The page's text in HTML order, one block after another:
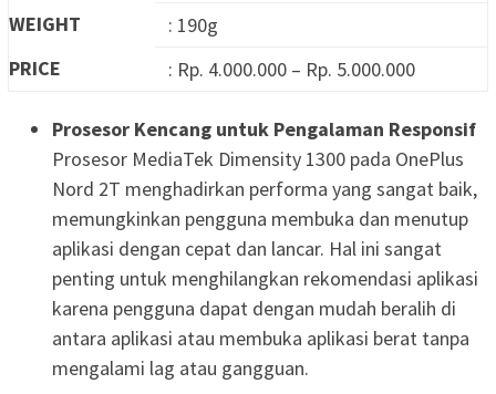
WEIGHT
: 190g
PRICE
: Rp. 4.000.000 – Rp. 5.000.000
Prosesor Kencang untuk Pengalaman Responsif
Prosesor MediaTek Dimensity 1300 pada OnePlus
Nord 2T menghadirkan performa yang sangat baik,
memungkinkan pengguna membuka dan menutup
aplikasi dengan cepat dan lancar. Hal ini sangat
penting untuk menghilangkan rekomendasi aplikasi
karena pengguna dapat dengan mudah beralih di
antara aplikasi atau membuka aplikasi berat tanpa
mengalami lag atau gangguan.